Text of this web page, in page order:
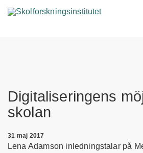
Digitaliseringens
skolan
31 maj 2017
Lena Adamson inledningstalar på